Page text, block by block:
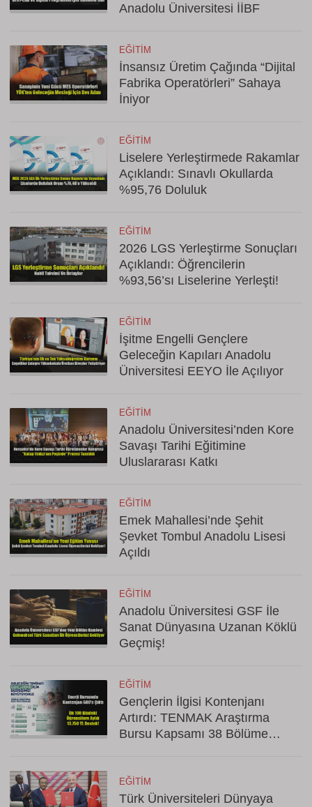
Anadolu Üniversitesi İİBF
EĞITIM
İnsansız Üretim Çağında “Dijital
Fabrika Operatörleri” Sahaya
İniyor
EĞITIM
Liselere Yerleştirmede Rakamlar
Açıklandı: Sınavlı Okullarda
%95,76 Doluluk
EĞITIM
2026 LGS Yerleştirme Sonuçları
Açıklandı: Öğrencilerin
%93,56’sı Liselerine Yerleşti!
EĞITIM
İşitme Engelli Gençlere
Geleceğin Kapıları Anadolu
Üniversitesi EEYO İle Açılıyor
EĞITIM
Anadolu Üniversitesi’nden Kore
Savaşı Tarihi Eğitimine
Uluslararası Katkı
EĞITIM
Emek Mahallesi’nde Şehit
Şevket Tombul Anadolu Lisesi
Açıldı
EĞITIM
Anadolu Üniversitesi GSF İle
Sanat Dünyasına Uzanan Köklü
Geçmiş!
EĞITIM
Gençlerin İlgisi Kontenjanı
Artırdı: TENMAK Araştırma
Bursu Kapsamı 38 Bölüme
EĞITIM
Türk Üniversiteleri Dünyaya